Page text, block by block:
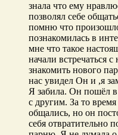
знала что ему
позволял себе
помню что
познакомилась в
мне что такое
начали встречаться
знакомить нового
нас увидел Он и ,я
Я забила. Он пошёл в
с другим. За то
общались, но он
себя